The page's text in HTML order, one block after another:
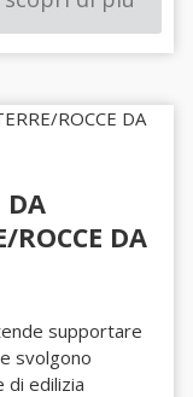
DA
ROCCE DA
supportare
svolgono
di edilizia